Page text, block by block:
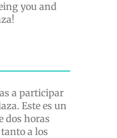
you and
a participar
Este es un
dos horas
a los